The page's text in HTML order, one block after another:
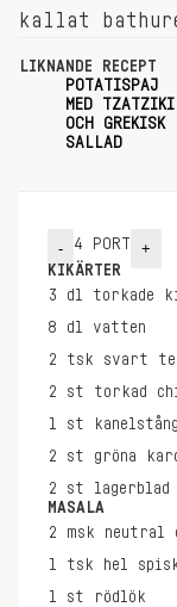
kallat
LIKNANDE RECEPT
POTATISPAJ
MED TZATZIKI
OCH GREKISK
SALLAD
- 4 PORT +
KIKÄRTER
3 dl
torkade
8 dl
vatten
2 tsk svart te
2 st
torkad
1 st
kanelstång
2 st
gröna
2 st
lagerblad
MASALA
2 msk
neutral
1 tsk hel
1 st
rödlök